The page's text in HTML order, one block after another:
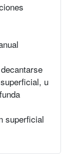
u
superficial